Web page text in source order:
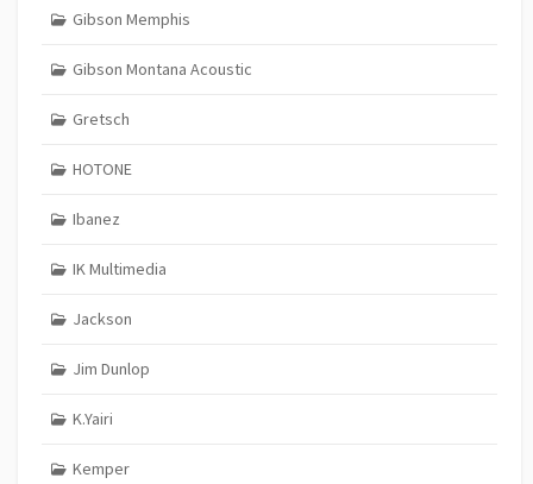
Gibson Memphis
Gibson Montana Acoustic
Gretsch
HOTONE
Ibanez
IK Multimedia
Jackson
Jim Dunlop
K.Yairi
Kemper